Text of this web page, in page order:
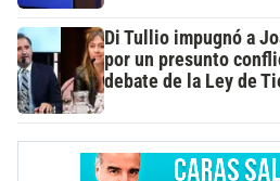
Di Tullio impugnó a
por un presunto
debate de la Ley de